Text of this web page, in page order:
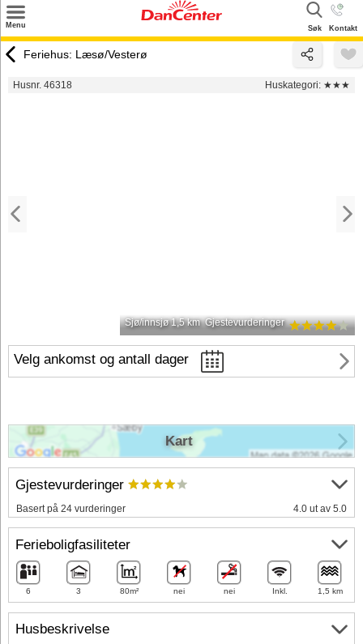
Menu Kontakt
Søk
Tilbud
Feriehus: Læsø/Vesterø
Husnr. 46318 Huskategori: ★★★
Sjø/innsjø 1,5 km Gjestevurderinger
Velg ankomst og antall dager
Husbeskrivelse
Gjestevurderinger
Basert på 24 vurderinger 4.0 ut av 5.0
Ferieboligfasiliteter
6 3 80m² nei nei Inkl. 1,5 km
Kart